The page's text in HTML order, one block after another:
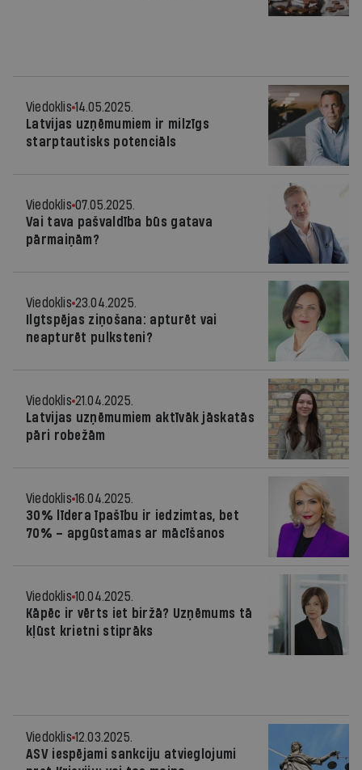
Viedoklis 14.05.2025.
Latvijas uzņēmumiem ir milzīgs
starptautisks potenciāls
Viedoklis 07.05.2025.
Vai tava pašvaldība būs gatava
pārmaiņām?
Viedoklis 23.04.2025.
Ilgtspējas ziņošana: apturēt vai
neapturēt pulksteni?
Viedoklis 21.04.2025.
Latvijas uzņēmumiem aktīvāk jāskatās
pāri robežām
Viedoklis 16.04.2025.
30% līdera īpašību ir iedzimtas, bet
70% – apgūstamas ar mācīšanos
Viedoklis 10.04.2025.
Kāpēc ir vērts iet biržā? Uzņēmums tā
kļūst krietni stiprāks
Viedoklis 12.03.2025.
ASV iespējami sankciju atvieglojumi